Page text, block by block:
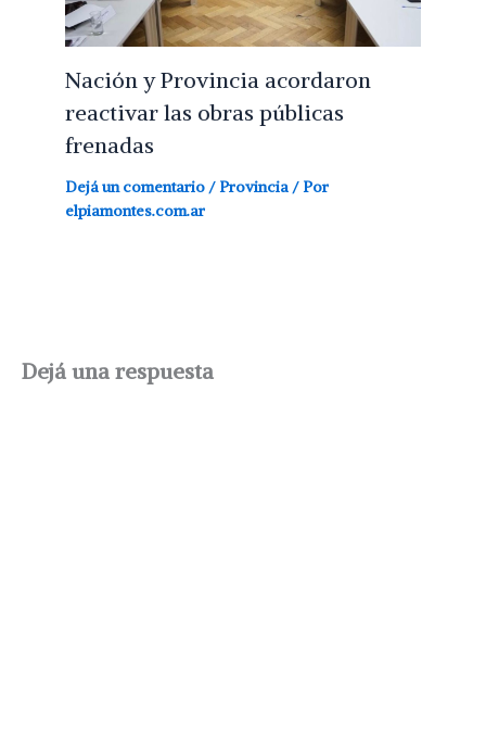
Nación y Provincia acordaron
reactivar las obras públicas
frenadas
Dejá un comentario /Provincia / Por
elpiamontes.com.ar
Dejá una respuesta